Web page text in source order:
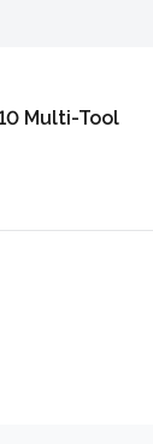
Multi-Tool